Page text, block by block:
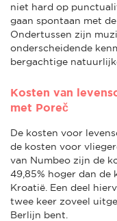
niet hard op
gaan spontaan met
Ondertussen zijn
onderscheidende
bergachtige
Kosten van
met Poreč
De kosten voor
de kosten voor
van Numbeo zijn de
49,85% hoger dan de
Kroatië. Een deel
twee keer zoveel
Berlijn bent.